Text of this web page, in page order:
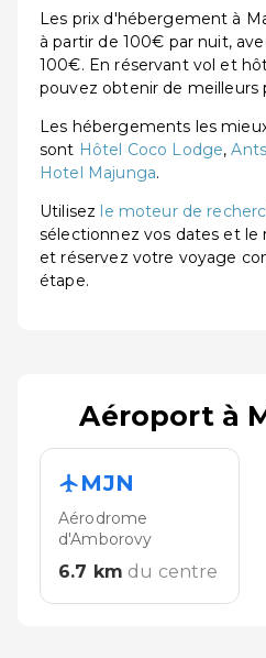
Les prix d'hébergement à
à partir de 100€ par nuit,
100€. En réservant vol et
pouvez obtenir de meilleurs
Les hébergements les
sont Hôtel Coco Lodge,
Hotel Majunga.
Utilisez le moteur de
sélectionnez vos dates et le
et réservez votre voyage
étape.
Aéroport à
MJN
Aérodrome
d'Amborovy
6.7 km du centre